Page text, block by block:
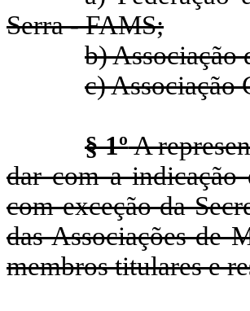
Serra - FAMS;
b) Associação
c) Associação
§ 1ºA
dar com a
com exceção da
das Associações de
membros titulares e